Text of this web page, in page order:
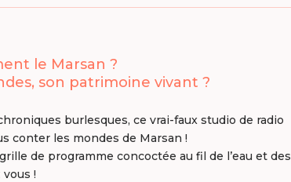
le Marsan ?
son patrimoine vivant ?
burlesques, ce vrai-faux studio de radio
conter les mondes de Marsan !
de programme concoctée au fil de l’eau et des
!